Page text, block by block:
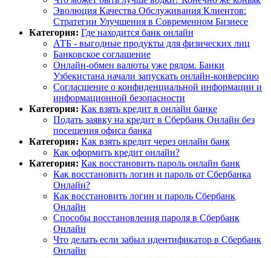
Эволюция Качества Обслуживания Клиентов:
Стратегии Улучшения в Современном Бизнесе
Категория: Где находится банк онлайн
АТБ - выгодные продукты для физических лиц
Банковское соглашение
Онлайн-обмен валюты уже рядом. Банки
Узбекистана начали запускать онлайн-конверсию
Согласшение о конфиденциальной информации и
информационной безопасности
Категория: Как взять кредит в онлайн банке
Подать заявку на кредит в Сбербанк Онлайн без
посещения офиса банка
Категория: Как взять кредит через онлайн банк
Как оформить кредит онлайн?
Категория: Как восстановить пароль онлайн банк
Как восстановить логин и пароль от Сбербанка
Онлайн?
Как восстановить логин и пароль Сбербанк
Онлайн
Способы восстановления пароля в Сбербанк
Онлайн
Что делать если забыл идентификатор в Сбербанк
Онлайн